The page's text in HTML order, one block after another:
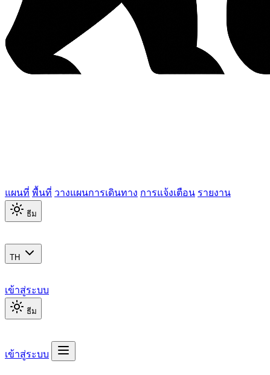
แผนที่ พื้นที่ วางแผนการเดินทาง การแจ้งเตือน รายงาน
ธีม
TH
เข้าสู่ระบบ
ธีม
เข้าสู่ระบบ